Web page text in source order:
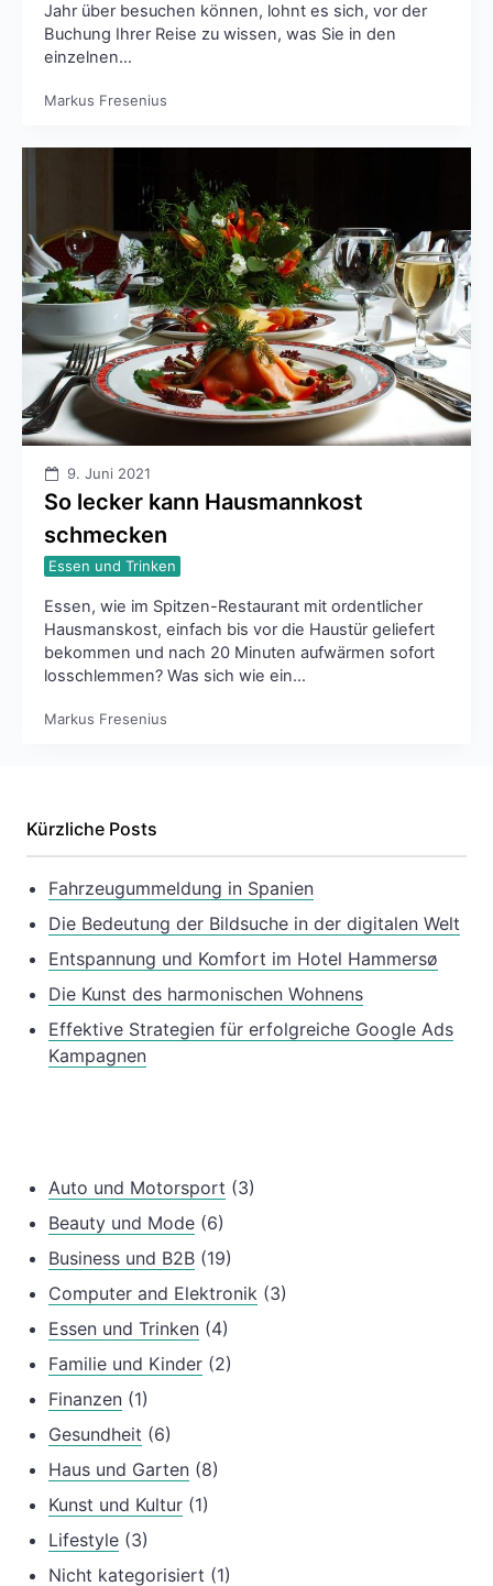
Jahr über besuchen können, lohnt es sich, vor der
Buchung Ihrer Reise zu wissen, was Sie in den
einzelnen…
Markus Fresenius
9. Juni 2021
So lecker kann Hausmannkost
schmecken
Essen und Trinken
Essen, wie im Spitzen-Restaurant mit ordentlicher
Hausmanskost, einfach bis vor die Haustür geliefert
bekommen und nach 20 Minuten aufwärmen sofort
losschlemmen? Was sich wie ein…
Markus Fresenius
Kürzliche Posts
Fahrzeugummeldung in Spanien
Die Bedeutung der Bildsuche in der digitalen Welt
Entspannung und Komfort im Hotel Hammersø
Die Kunst des harmonischen Wohnens
Effektive Strategien für erfolgreiche Google Ads
Kampagnen
Auto und Motorsport (3)
Beauty und Mode (6)
Business und B2B (19)
Computer and Elektronik (3)
Essen und Trinken (4)
Familie und Kinder (2)
Finanzen (1)
Gesundheit (6)
Haus und Garten (8)
Kunst und Kultur (1)
Lifestyle (3)
Nicht kategorisiert (1)